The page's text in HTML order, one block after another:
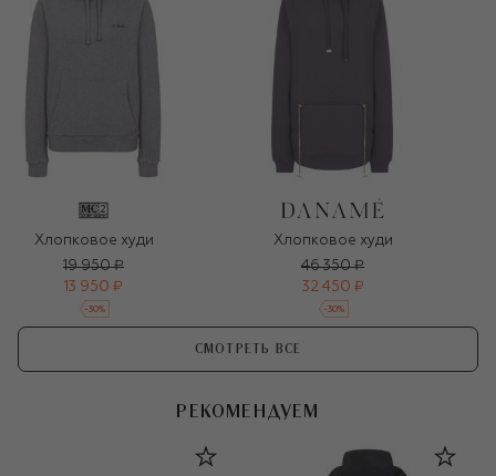
Хлопковое худи
19 950 ₽
13 950 ₽
-30%
Хлопковое худи
46 350 ₽
32 450 ₽
-30%
СМОТРЕТЬ ВСЕ
РЕКОМЕНДУЕМ